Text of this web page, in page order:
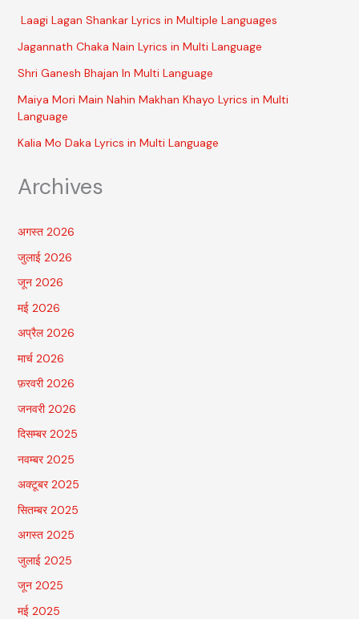
Laagi Lagan Shankar Lyrics in Multiple Languages
Jagannath Chaka Nain Lyrics in Multi Language
Shri Ganesh Bhajan In Multi Language
Maiya Mori Main Nahin Makhan Khayo Lyrics in Multi
Language
Kalia Mo Daka Lyrics in Multi Language
Archives
अगस्त 2026
जुलाई 2026
जून 2026
मई 2026
अप्रैल 2026
मार्च 2026
फ़रवरी 2026
जनवरी 2026
दिसम्बर 2025
नवम्बर 2025
अक्टूबर 2025
सितम्बर 2025
अगस्त 2025
जुलाई 2025
जून 2025
मई 2025